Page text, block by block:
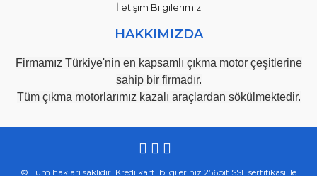
İletişim Bilgilerimiz
HAKKIMIZDA
Firmamız Türkiye'nin en kapsamlı çıkma motor çeşitlerine
sahip bir firmadır.
Tüm çıkma motorlarımız kazalı araçlardan sökülmektedir.
© Tüm hakları saklıdır. Kredi kartı bilgileriniz 256bit SSL sertifikası ile